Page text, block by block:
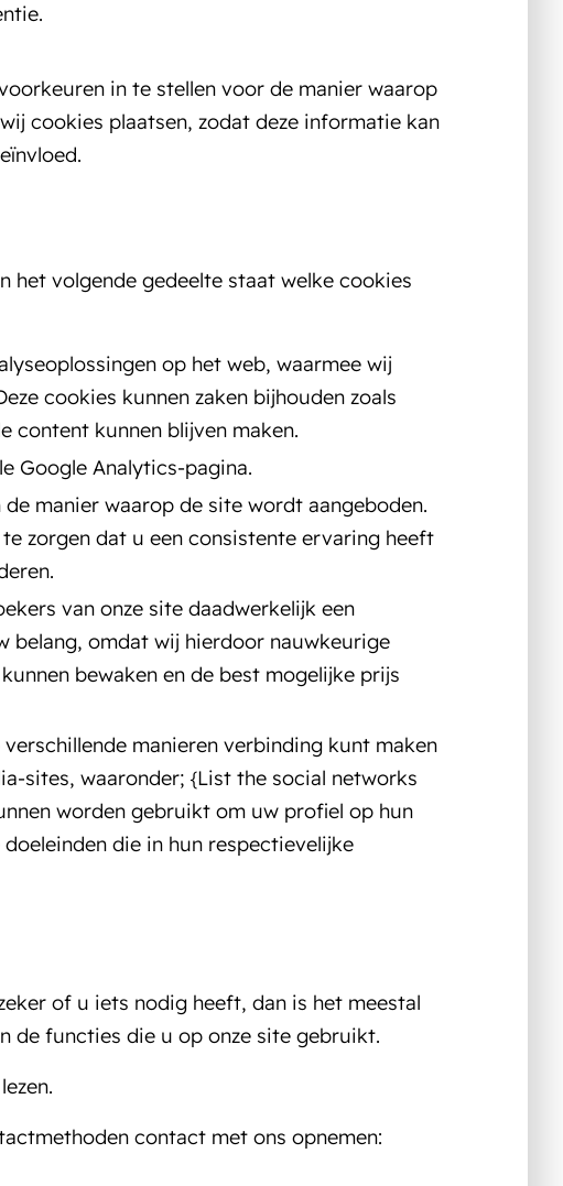
in te stellen voor de manier waarop
cookies plaatsen, zodat deze informatie kan
het volgende gedeelte staat welke cookies
op het web, waarmee wij
cookies kunnen zaken bijhouden zoals
content kunnen blijven maken.
Google Analytics-pagina.
manier waarop de site wordt aangeboden.
zorgen dat u een consistente ervaring heeft
van onze site daadwerkelijk een
belang, omdat wij hierdoor nauwkeurige
bewaken en de best mogelijke prijs
manieren verbinding kunt maken
sites, waaronder; {List the social networks
worden gebruikt om uw profiel op hun
die in hun respectievelijke
of u iets nodig heeft, dan is het meestal
de functies die u op onze site gebruikt.
lezen.
contact met ons opnemen: